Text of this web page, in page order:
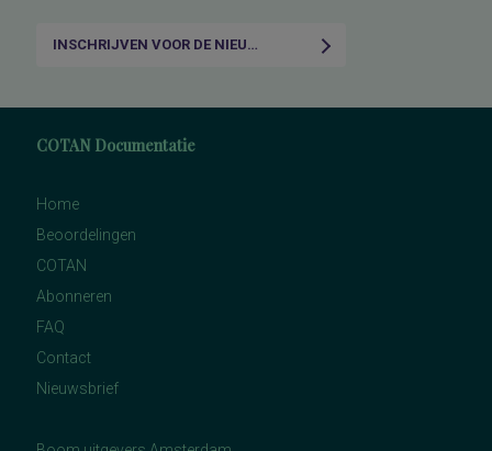
INSCHRIJVEN VOOR DE NIEUWSBRIEF
COTAN Documentatie
Home
Beoordelingen
COTAN
Abonneren
FAQ
Contact
Nieuwsbrief